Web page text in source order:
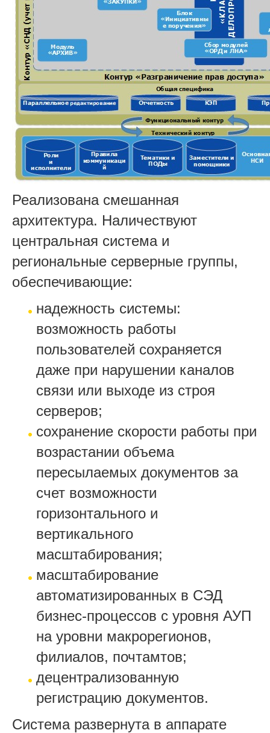
Реализована смешанная
архитектура. Наличествуют
центральная система и
региональные серверные группы,
обеспечивающие:
надежность системы:
возможность работы
пользователей сохраняется
даже при нарушении каналов
связи или выходе из строя
серверов;
сохранение скорости работы при
возрастании объема
пересылаемых документов за
счет возможности
горизонтального и
вертикального
масштабирования;
масштабирование
автоматизированных в СЭД
бизнес-процессов с уровня АУП
на уровни макрорегионов,
филиалов, почтамтов;
децентрализованную
регистрацию документов.
Система развернута в аппарате